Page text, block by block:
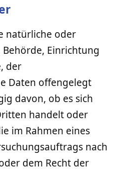
natürliche oder
Einrichtung
der
Daten offengelegt
davon, ob es sich
handelt oder
im Rahmen eines
nach
dem Recht der